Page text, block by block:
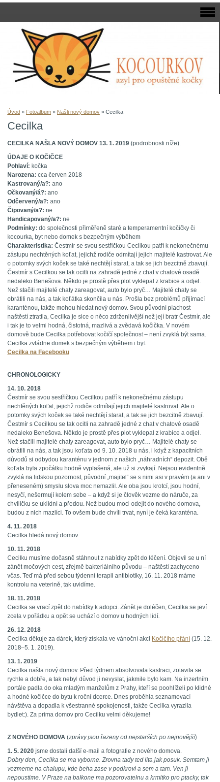
Úvod » Fotoalbum » Našli nový domov » Cecilka
Cecilka
CECILKA NAŠLA NOVÝ DOMOV 13. 1. 2019 (podrobnosti níže).
ÚDAJE O KOČIČCE
Pohlaví: kočka
Narozena: cca červen 2018
Kastrovaný/a?: ano
Očkovaný/á?: ano
Odčervený/a?: ano
Čipovaný/a?: ne
Handicapovaný/a?: ne
Podmínky: do společnosti přiměřeně staré a temperamentní kočičky či
kocourka, byt nebo domek s bezpečným výběhem
Charakteristika: Čestmír se svou sestřičkou Cecilkou patří k nekonečnému
zástupu nechtěných koťat, jejichž rodiče odmítají jejich majitelé kastrovat. Ale
o potomky svých koček se také nechtějí starat, a tak se jich bezcitně zbavují.
Čestmír s Cecilkou se tak ocitli na zahradě jedné z chat v chatové osadě
nedaleko Benešova. Někdo je prostě přes plot vyklepal z krabice a odjel.
Než stačili majitelé chaty zareagovat, auto bylo pryč… Majitelé chaty se
obrátili na nás, a tak koťátka skončila u nás. Prošla bez problémů přijímací
karanténou, takže mohou hledat nový domov. Svou původní plachost
naštěstí ztratila, Cecilka je sice o něco zdrženlivější než její bratr Čestmír, ale
i tak je to velmi hodná, čistotná, mazlivá a zvědavá kočička. V novém
domově bude Cecilka potřebovat kočičí společnost – není zvyklá být sama.
Cecilka zvládne domek s bezpečným výběhem i byt.
Cecilka na Facebooku
CHRONOLOGICKY
​14. 10. 2018
Čestmír se svou sestřičkou Cecilkou patří k nekonečnému zástupu
nechtěných koťat, jejichž rodiče odmítají jejich majitelé kastrovat. Ale o
potomky svých koček se také nechtějí starat, a tak se jich bezcitně zbavují.
Čestmír s Cecilkou se tak ocitli na zahradě jedné z chat v chatové osadě
nedaleko Benešova. Někdo je prostě přes plot vyklepal z krabice a odjel.
Než stačili majitelé chaty zareagovat, auto bylo pryč… Majitelé chaty se
obrátili na nás, a tak jsou koťata od 9. 10. 2018 u nás, i když z kapacitních
důvodů si odbydou karanténu v jednom z našich „náhradních“ depozit. Obě
koťata byla zpočátku hodně vyplašená, ale už si zvykají. Nejsou evidentně
zvyklá na lidskou pozornost, původní „majitel“ se s nimi asi v pravém (a ani v
přeneseném) smyslu slova moc nemazlil. Ale oba jsou krotcí, jsou hodní,
nesyčí, nešermují kolem sebe – a když si je člověk vezme do náruče, za
chviličku se uklidní a předou. Než budou moci odejít do nového domova,
budou z nich mazlíci. To ovšem bude chvíli trvat, nyní je čeká karanténa.
4. 11. 2018
Cecilka hledá nový domov.
10. 11. 2018
Cecilku musíme dočasně stáhnout z nabídky zpět do léčení. Objevil se u ní
zánět močových cest, zřejmě bakteriálního původu – naštěstí zachyceno
včas. Teď má před sebou týdenní terapii antibiotiky, 16. 11. 2018 máme
kontrolu na veterině, tak uvidíme.
18. 11. 2018
Cecilka se vrací zpět do nabídky k adopci. Zánět je doléčen, Cecilka se jeví
zcela v pořádku a opět se uchází o domov u hodných lidí.
26. 12. 2018
Cecilka děkuje za dárek, který získala ve vánoční akci Kočičího přání (15. 12.
2018–5. 1. 2019).
13. 1. 2019
Cecilka našla nový domov. Před týdnem absolvovala kastraci, zotavila se
rychle a dobře, a tak nebyl důvod ji nevyslat, jakmile bylo kam. Na inzertním
portále padla do oka mladým manželům z Prahy, kteří se poohlíželi po klidné
a hodné kočičce do bytu k roční dcerce. Dnes proběhla seznamovací
návštěva a dopadla k všestranné spokojenosti, takže Cecilka vyrazila
bydlet:). Za prima domov pro Cecilku velmi děkujeme!
Z NOVÉHO DOMOVA (zprávy jsou řazeny od nejstarších po nejnovější)
1. 5. 2020 jsme dostali další e-mail a fotografie z nového domova.
Dobry den, Cecilka se ma vyborne. Zrovna tady ted lita jak posuk. Semtam ji
vezmeme na chalupu, kde beha zase v podkrovi a sem a tam. Ven ji
nepoustime. V Praze na balkone ma pozorovatelnu a krmitko pro ptacky, tak